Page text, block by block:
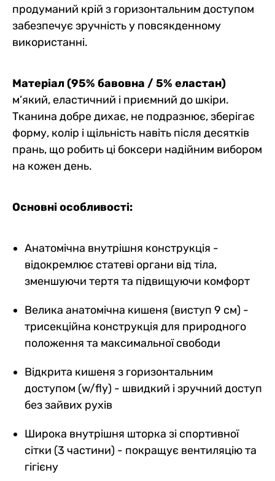
продуманий крій з горизонтальним доступом
забезпечує зручність у повсякденному
використанні.
Матеріал (95% бавовна / 5% еластан)
м’який, еластичний і приємний до шкіри.
Тканина добре дихає, не подразнює, зберігає
форму, колір і щільність навіть після десятків
прань, що робить ці боксери надійним вибором
на кожен день.
Основні особливості:
Анатомічна внутрішня конструкція -
відокремлює статеві органи від тіла,
зменшуючи тертя та підвищуючи комфорт
Велика анатомічна кишеня (виступ 9 см) -
трисекційна конструкція для природного
положення та максимальної свободи
Відкрита кишеня з горизонтальним
доступом (w/fly) - швидкий і зручний доступ
без зайвих рухів
Широка внутрішня шторка зі спортивної
сітки (3 частини) - покращує вентиляцію та
гігієну